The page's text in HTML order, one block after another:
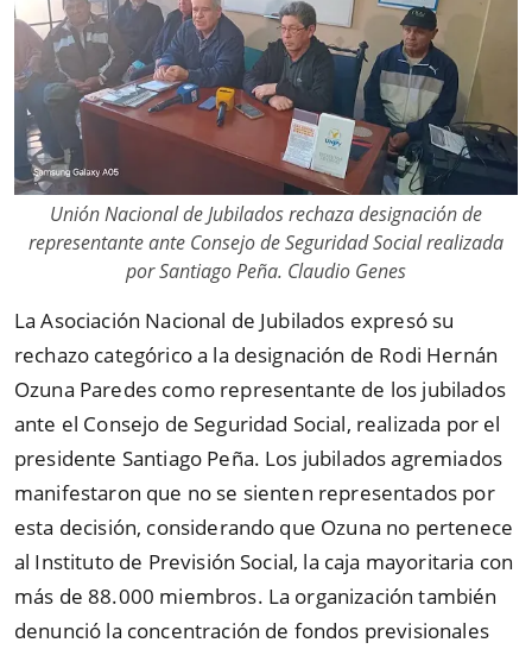
Unión Nacional de Jubilados rechaza designación de
representante ante Consejo de Seguridad Social realizada
por Santiago Peña. Claudio Genes
La Asociación Nacional de Jubilados expresó su
rechazo categórico a la designación de Rodi Hernán
Ozuna Paredes como representante de los jubilados
ante el Consejo de Seguridad Social, realizada por el
presidente Santiago Peña. Los jubilados agremiados
manifestaron que no se sienten representados por
esta decisión, considerando que Ozuna no pertenece
al Instituto de Previsión Social, la caja mayoritaria con
más de 88.000 miembros. La organización también
denunció la concentración de fondos previsionales